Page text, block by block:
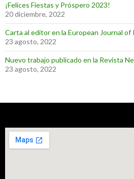
¡Felices Fiestas y Próspero 2023!
20 diciembre, 2022
Carta al editor en la European Journal
23 agosto, 2022
Nuevo trabajo publicado en la Revista
23 agosto, 2022